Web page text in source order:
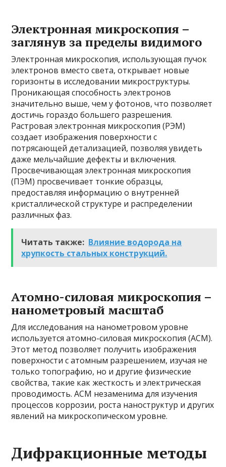
Электронная микроскопия –
заглянув за пределы видимого
Электронная микроскопия, использующая пучок
электронов вместо света, открывает новые
горизонты в исследовании микроструктуры.
Проникающая способность электронов
значительно выше, чем у фотонов, что позволяет
достичь гораздо большего разрешения.
Растровая электронная микроскопия (РЭМ)
создает изображения поверхности с
потрясающей детализацией, позволяя увидеть
даже мельчайшие дефекты и включения.
Просвечивающая электронная микроскопия
(ПЭМ) просвечивает тонкие образцы,
предоставляя информацию о внутренней
кристаллической структуре и распределении
различных фаз.
Читать также: Влияние водорода на
хрупкость стальных конструкций.
Атомно-силовая микроскопия –
нанометровый масштаб
Для исследования на нанометровом уровне
используется атомно-силовая микроскопия (АСМ).
Этот метод позволяет получить изображения
поверхности с атомным разрешением, изучая не
только топографию, но и другие физические
свойства, такие как жесткость и электрическая
проводимость. АСМ незаменима для изучения
процессов коррозии, роста наноструктур и других
явлений на микроскопическом уровне.
Дифракционные методы